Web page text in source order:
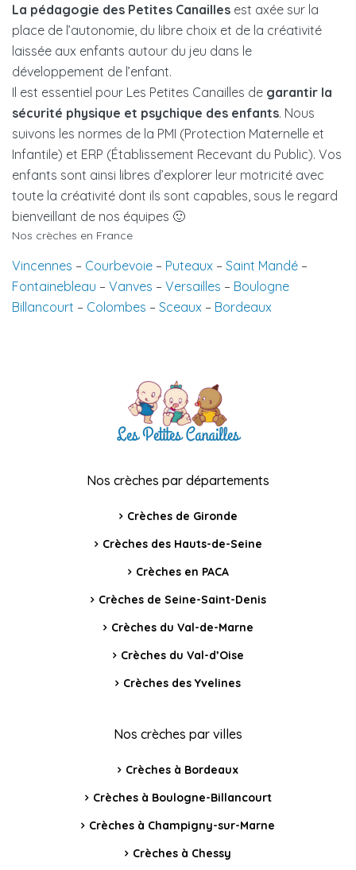
La pédagogie des Petites Canailles est axée sur la
place de l’autonomie, du libre choix et de la créativité
laissée aux enfants autour du jeu dans le
développement de l’enfant.
Il est essentiel pour Les Petites Canailles de garantir la
sécurité physique et psychique des enfants. Nous
suivons les normes de la PMI (Protection Maternelle et
Infantile) et ERP (Établissement Recevant du Public). Vos
enfants sont ainsi libres d’explorer leur motricité avec
toute la créativité dont ils sont capables, sous le regard
bienveillant de nos équipes 🙂
Nos crèches en France
Vincennes – Courbevoie – Puteaux – Saint Mandé –
Fontainebleau – Vanves – Versailles – Boulogne
Billancourt – Colombes – Sceaux – Bordeaux
Nos crèches par départements
Crèches de Gironde
Crèches des Hauts-de-Seine
Crèches en PACA
Crèches de Seine-Saint-Denis
Crèches du Val-de-Marne
Crèches du Val-d’Oise
Crèches des Yvelines
Nos crèches par villes
Crèches à Bordeaux
Crèches à Boulogne-Billancourt
Crèches à Champigny-sur-Marne
Crèches à Chessy